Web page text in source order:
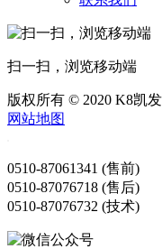
扫一扫，浏览移动端
版权所有 © 2020 K8凯
网站地图
0510-87061341 (售前)
0510-87076718 (售后)
0510-87076732 (技术)